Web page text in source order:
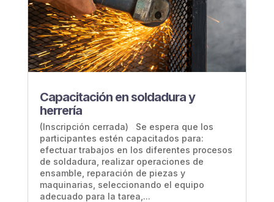
Capacitación en soldadura y
herrería
(Inscripción cerrada) Se espera que los
participantes estén capacitados para:
efectuar trabajos en los diferentes procesos
de soldadura, realizar operaciones de
ensamble, reparación de piezas y
maquinarias, seleccionando el equipo
adecuado para la tarea,...